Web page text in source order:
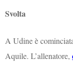
Svolta
A Udine è
Aquile. L’allenatore,